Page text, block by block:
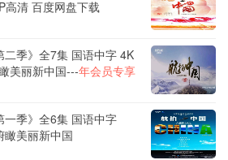
高清 百度网盘下载
季》全7集 国语中字 4K
美丽新中国---年会员专享
季》全6集 国语中字
美丽新中国